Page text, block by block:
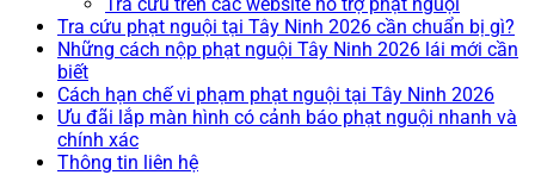
Tra cứu phạt nguội tại Tây Ninh 2026 cần chuẩn bị gì?
Những cách nộp phạt nguội Tây Ninh 2026 lái mới cần
biết
Cách hạn chế vi phạm phạt nguội tại Tây Ninh 2026
Ưu đãi lắp màn hình có cảnh báo phạt nguội nhanh và
chính xác
Thông tin liên hệ